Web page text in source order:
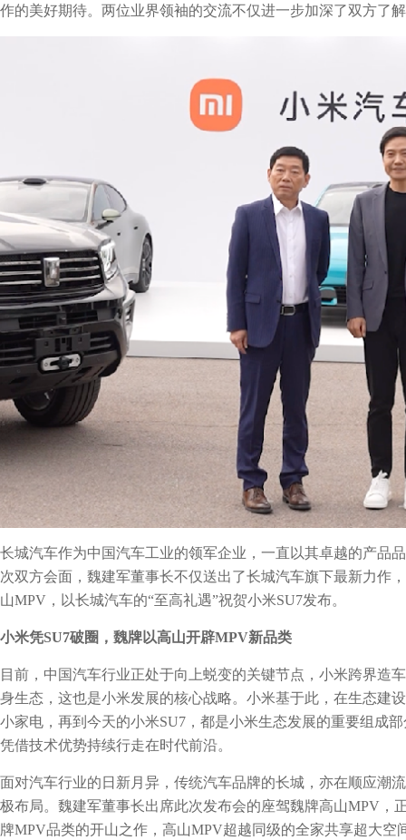
作的美好期待。两位业界领袖的交流不仅进一步加深了双方了
长城汽车作为中国汽车工业的领军企业，一直以其卓越的产品
次双方会面，魏建军董事长不仅送出了长城汽车旗下最新力作
山MPV，以长城汽车的“至高礼遇”祝贺小米SU7发布。
小米凭SU7破圈，魏牌以高山开辟MPV新品类
目前，中国汽车行业正处于向上蜕变的关键节点，小米跨界造
身生态，这也是小米发展的核心战略。小米基于此，在生态建
小家电，再到今天的小米SU7，都是小米生态发展的重要组成
凭借技术优势持续行走在时代前沿。
面对汽车行业的日新月异，传统汽车品牌的长城，亦在顺应潮
极布局。魏建军董事长出席此次发布会的座驾魏牌高山MPV，
牌MPV品类的开山之作，高山MPV超越同级的全家共享超大